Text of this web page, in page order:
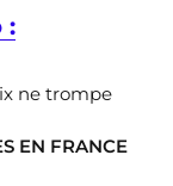
:
ne trompe
EN FRANCE